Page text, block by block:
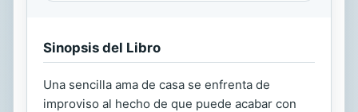
Sinopsis del Libro
Una sencilla ama de casa se enfrenta de
improviso al hecho de que puede acabar con